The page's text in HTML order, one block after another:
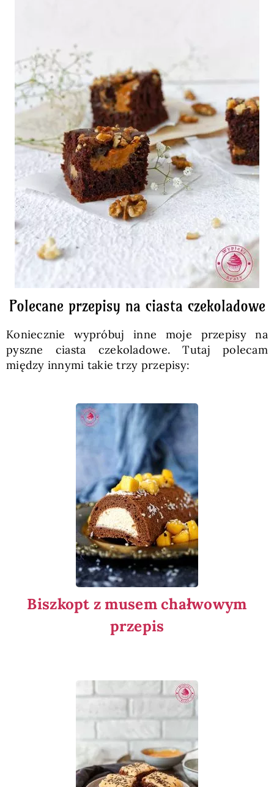
Polecane przepisy na ciasta czekoladowe
Koniecznie wypróbuj inne moje przepisy na
pyszne ciasta czekoladowe. Tutaj polecam
między innymi takie trzy przepisy:
Biszkopt z musem chałwowym
przepis